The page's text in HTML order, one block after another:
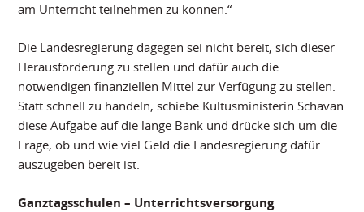
am Unterricht teilnehmen zu können.“
Die Landesregierung dagegen sei nicht bereit, sich dieser
Herausforderung zu stellen und dafür auch die
notwendigen finanziellen Mittel zur Verfügung zu stellen.
Statt schnell zu handeln, schiebe Kultusministerin Schavan
diese Aufgabe auf die lange Bank und drücke sich um die
Frage, ob und wie viel Geld die Landesregierung dafür
auszugeben bereit ist.
Ganztagsschulen – Unterrichtsversorgung